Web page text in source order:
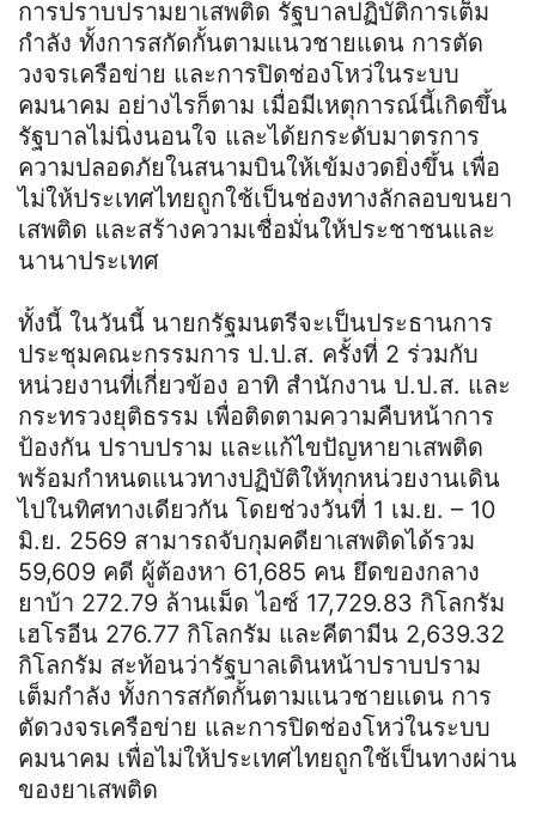
การปราบปรามยาเสพติด รัฐบาลปฏิบัติการเต็ม
กำลัง ทั้งการสกัดกั้นตามแนวชายแดน การตัด
วงจรเครือข่าย และการปิดช่องโหว่ในระบบ
คมนาคม อย่างไรก็ตาม เมื่อมีเหตุการณ์นี้เกิดขึ้น
รัฐบาลไม่นิ่งนอนใจ และได้ยกระดับมาตรการ
ความปลอดภัยในสนามบินให้เข้มงวดยิ่งขึ้น เพื่อ
ไม่ให้ประเทศไทยถูกใช้เป็นช่องทางลักลอบขนยา
เสพติด และสร้างความเชื่อมั่นให้ประชาชนและ
นานาประเทศ
ทั้งนี้ ในวันนี้ นายกรัฐมนตรีจะเป็นประธานการ
ประชุมคณะกรรมการ ป.ป.ส. ครั้งที่ 2 ร่วมกับ
หน่วยงานที่เกี่ยวข้อง อาทิ สำนักงาน ป.ป.ส. และ
กระทรวงยุติธรรม เพื่อติดตามความคืบหน้าการ
ป้องกัน ปราบปราม และแก้ไขปัญหายาเสพติด
พร้อมกำหนดแนวทางปฏิบัติให้ทุกหน่วยงานเดิน
ไปในทิศทางเดียวกัน โดยช่วงวันที่ 1 เม.ย. – 10
มิ.ย. 2569 สามารถจับกุมคดียาเสพติดได้รวม
59,609 คดี ผู้ต้องหา 61,685 คน ยึดของกลาง
ยาบ้า 272.79 ล้านเม็ด ไอซ์ 17,729.83 กิโลกรัม
เฮโรอีน 276.77 กิโลกรัม และคีตามีน 2,639.32
กิโลกรัม สะท้อนว่ารัฐบาลเดินหน้าปราบปราม
เต็มกำลัง ทั้งการสกัดกั้นตามแนวชายแดน การ
ตัดวงจรเครือข่าย และการปิดช่องโหว่ในระบบ
คมนาคม เพื่อไม่ให้ประเทศไทยถูกใช้เป็นทางผ่าน
ของยาเสพติด